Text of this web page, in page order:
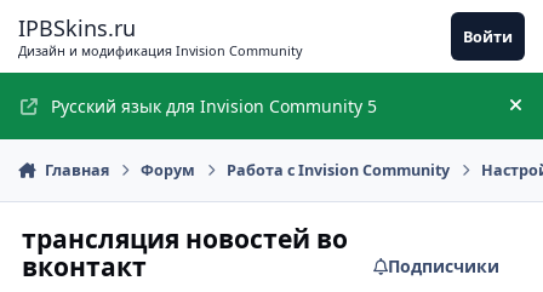
IPBSkins.ru
Дизайн и модификация Invision Community
Войти
Русский язык для Invision Community 5
Главная Форум Работа с Invision Community
трансляция новостей во
вконтакт
Подписчики